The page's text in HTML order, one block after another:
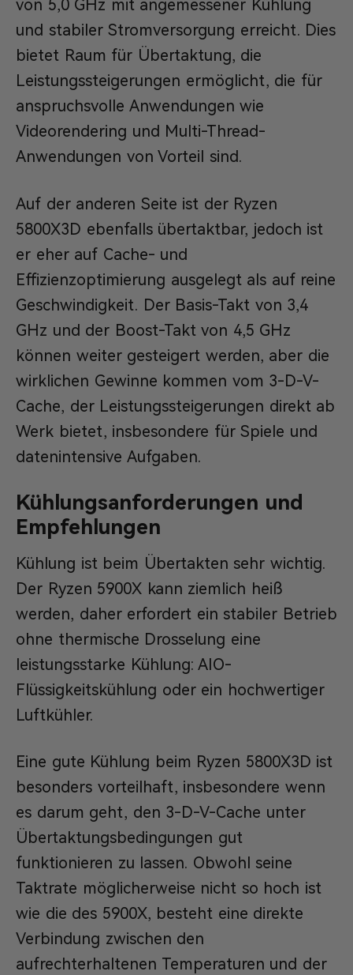
von 5,0 GHz mit angemessener Kühlung
und stabiler Stromversorgung erreicht. Dies
bietet Raum für Übertaktung, die
Leistungssteigerungen ermöglicht, die für
anspruchsvolle Anwendungen wie
Videorendering und Multi-Thread-
Anwendungen von Vorteil sind.
Auf der anderen Seite ist der Ryzen
5800X3D ebenfalls übertaktbar, jedoch ist
er eher auf Cache- und
Effizienzoptimierung ausgelegt als auf reine
Geschwindigkeit. Der Basis-Takt von 3,4
GHz und der Boost-Takt von 4,5 GHz
können weiter gesteigert werden, aber die
wirklichen Gewinne kommen vom 3-D-V-
Cache, der Leistungssteigerungen direkt ab
Werk bietet, insbesondere für Spiele und
datenintensive Aufgaben.
Kühlungsanforderungen und
Empfehlungen
Kühlung ist beim Übertakten sehr wichtig.
Der Ryzen 5900X kann ziemlich heiß
werden, daher erfordert ein stabiler Betrieb
ohne thermische Drosselung eine
leistungsstarke Kühlung: AIO-
Flüssigkeitskühlung oder ein hochwertiger
Luftkühler.
Eine gute Kühlung beim Ryzen 5800X3D ist
besonders vorteilhaft, insbesondere wenn
es darum geht, den 3-D-V-Cache unter
Übertaktungsbedingungen gut
funktionieren zu lassen. Obwohl seine
Taktrate möglicherweise nicht so hoch ist
wie die des 5900X, besteht eine direkte
Verbindung zwischen den
aufrechterhaltenen Temperaturen und der